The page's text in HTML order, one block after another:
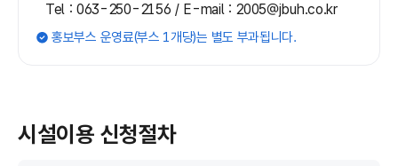
Tel : 063-250-2156 / E-mail : 2005@jbuh.co.kr
홍보부스 운영료(부스 1개당)는 별도 부과됩니다.
시설이용 신청절차